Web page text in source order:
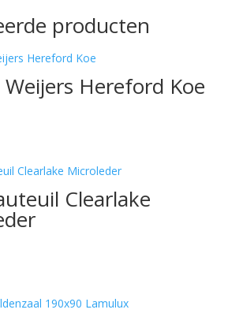
producten
Hereford Koe
Clearlake